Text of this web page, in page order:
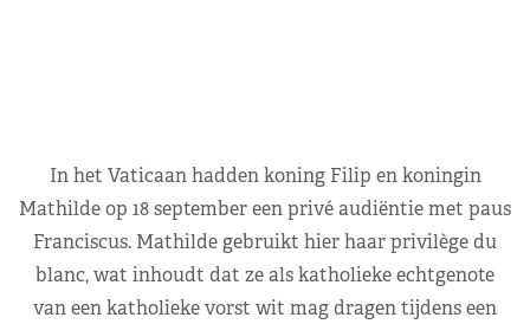
In het Vaticaan hadden koning Filip en koningin
Mathilde op 18 september een privé audiëntie met paus
Franciscus. Mathilde gebruikt hier haar privilège du
blanc, wat inhoudt dat ze als katholieke echtgenote
van een katholieke vorst wit mag dragen tijdens een